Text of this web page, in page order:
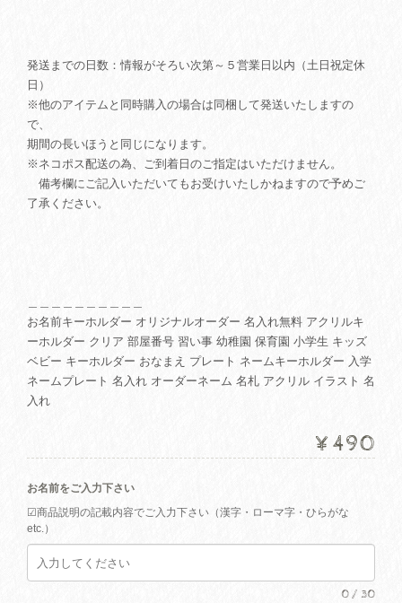
発送までの日数：情報がそろい次第～５営業日以内（土日祝定休
日）
※他のアイテムと同時購入の場合は同梱して発送いたしますの
で、
期間の長いほうと同じになります。
※ネコポス配送の為、ご到着日のご指定はいただけません。
備考欄にご記入いただいてもお受けいたしかねますので予めご
了承ください。
お名前キーホルダー オリジナルオーダー 名入れ無料 アクリルキ
ーホルダー クリア 部屋番号 習い事 幼稚園 保育園 小学生 キッズ
ベビー キーホルダー おなまえ プレート ネームキーホルダー 入学
ネームプレート 名入れ オーダーネーム 名札 アクリル イラスト 名
入れ
¥490
お名前をご入力下さい
☑︎商品説明の記載内容でご入力下さい（漢字・ローマ字・ひらがな
etc.）
0 / 30